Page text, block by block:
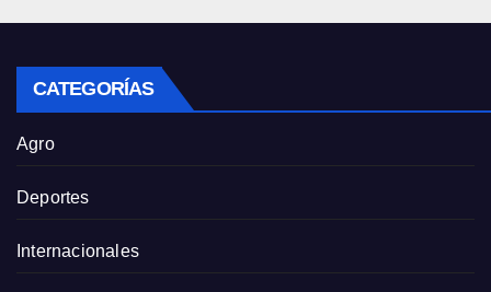
CATEGORÍAS
Agro
Deportes
Internacionales